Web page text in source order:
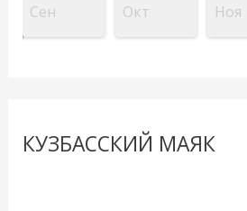
Сен Окт Ноя
КУЗБАССКИЙ МАЯК